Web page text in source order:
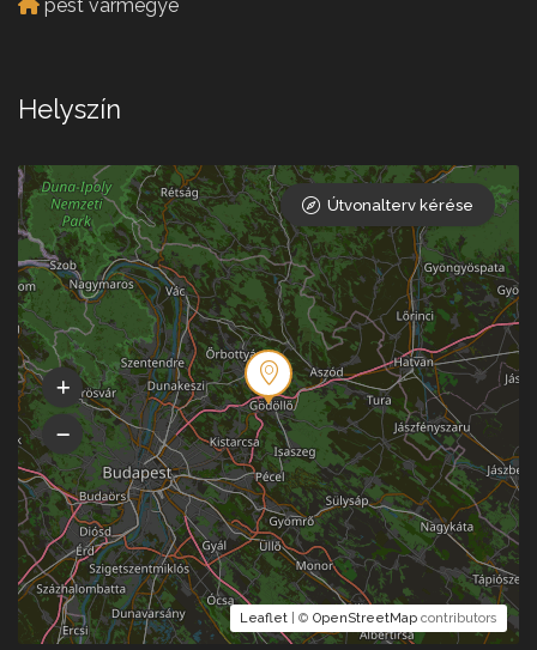
pest vármegye
Helyszín
Leaflet | © OpenStreetMap contributors
Útvonalterv kérése